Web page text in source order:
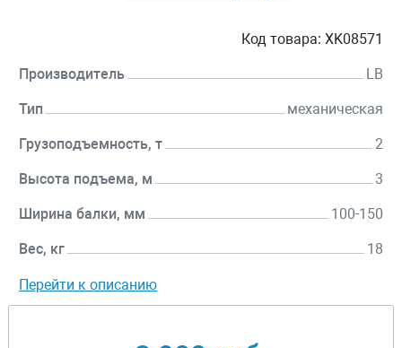
Код товара: XK08571
Производитель LB
Тип механическая
Грузоподъемность, т 2
Высота подъема, м 3
Ширина балки, мм 100-150
Вес, кг 18
Перейти к описанию